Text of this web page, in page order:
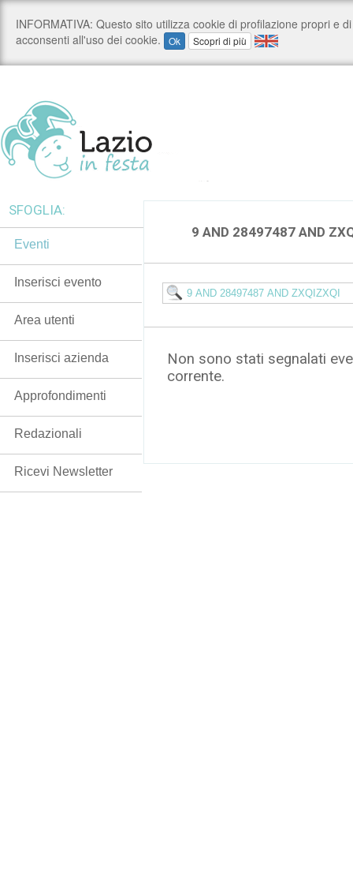
9 AND 28497487 AND
Non sono stati segnalati
corrente.
SFOGLIA:
Eventi
Inserisci evento
Area utenti
Inserisci azienda
Approfondimenti
Redazionali
Ricevi Newsletter